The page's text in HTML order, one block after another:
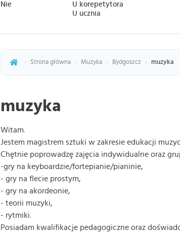
Nie
U korepetytora
U ucznia
› Strona główna › Muzyka › Bydgoszcz › muzyka
muzyka
Witam.
Jestem magistrem sztuki w zakresie edukacji
Chętnie poprowadzę zajęcia indywidualne oraz
-gry na keyboardzie/fortepianie/pianinie,
- gry na flecie prostym,
- gry na akordeonie,
- teorii muzyki,
- rytmiki.
Posiadam kwalifikacje pedagogiczne oraz